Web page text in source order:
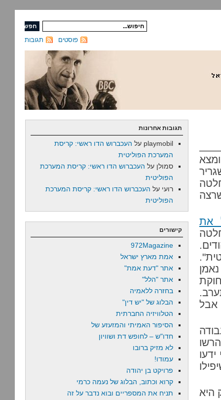
תגובות פוסטים
את
על תקדימים, זה יהיה בשנת 2021, אבל
היא
תגובות אחרונות
playmobil על העכברוש הדו ראשי: קריסת
המערכת הפוליטית
סמולן על העכברוש הדו ראשי: קריסת המערכת
הפוליטית
רועי על העכברוש הדו ראשי: קריסת המערכת
הפוליטית
קישורים
972Magazine
אמת מארץ ישראל
אתר "דעת אמת"
אתר "הלל"
בחזרה ללאמיה
הבלוג של "יש דין"
הטלוויזיה החברתית
הסיפור האמיתי והמזעזע של
חדו"ש – לחופש דת ושוויון
לא מזיק ברובו
עמודו!
פרויקט בן יהודה
קרוא וכתוב, הבלוג של נעמה כרמי
תניח את המספריים ובוא נדבר על זה